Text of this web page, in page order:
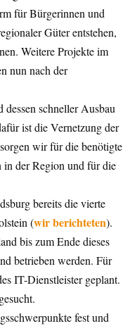
für Bürgerinnen und
Güter entstehen,
Weitere Projekte im
nun nach der
schneller Ausbau
ist die Vernetzung der
wir für die benötigte
in der Region und für die
bereits die vierte
(wir berichteten).
bis zum Ende dieses
betrieben werden. Für
IT-Dienstleister geplant.
fest und